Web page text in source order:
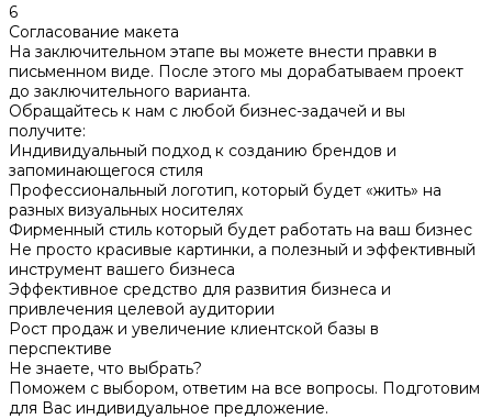
6
Согласование макета
На заключительном этапе вы можете внести правки в
письменном виде. После этого мы дорабатываем проект
до заключительного варианта.
Обращайтесь к нам с любой бизнес-задачей и вы
получите:
Индивидуальный подход к созданию брендов и
запоминающегося стиля
Профессиональный логотип, который будет «жить» на
разных визуальных носителях
Фирменный стиль который будет работать на ваш бизнес
Не просто красивые картинки, а полезный и эффективный
инструмент вашего бизнеса
Эффективное средство для развития бизнеса и
привлечения целевой аудитории
Рост продаж и увеличение клиентской базы в
перспективе
Не знаете, что выбрать?
Поможем с выбором, ответим на все вопросы. Подготовим
для Вас индивидуальное предложение.